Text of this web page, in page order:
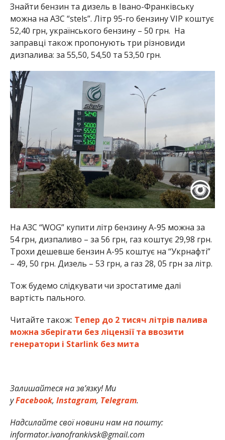
Знайти бензин та дизель в Івано-Франківську
можна на АЗС “stels”. Літр 95-го бензину VIP коштує
52,40 грн, українського бензину – 50 грн. На
заправці також пропонують три різновиди
дизпалива: за 55,50, 54,50 та 53,50 грн.
На АЗС “WOG” купити літр бензину А-95 можна за
54 грн, дизпаливо – за 56 грн, газ коштує 29,98 грн.
Трохи дешевше бензин А-95 коштує на “Укрнафті”
– 49, 50 грн. Дизель – 53 грн, а газ 28, 05 грн за літр.
Тож будемо слідкувати чи зростатиме далі
вартість пального.
Читайте також: Тепер до 2 тисяч літрів палива
можна зберігати без ліцензії та ввозити
генератори і Starlink без мита
Залишайтеся на зв’язку! Ми
уFacebook, Instagram, Telegram.
Надсилайте свої новини нам на пошту:
informator.ivanofrankivsk@gmail.com